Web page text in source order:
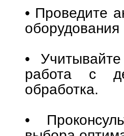
• Проведите
•
работа с
обработка.
•